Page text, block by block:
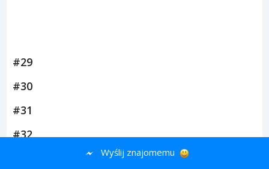
#29
#30
#31
#32
Wyślij znajomemu